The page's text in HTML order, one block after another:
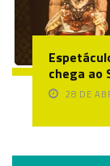
chega ao
28 DE